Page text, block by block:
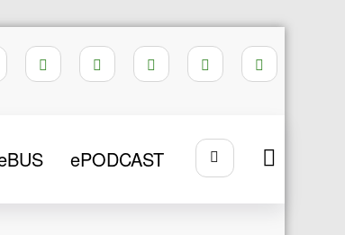
ePODCAST